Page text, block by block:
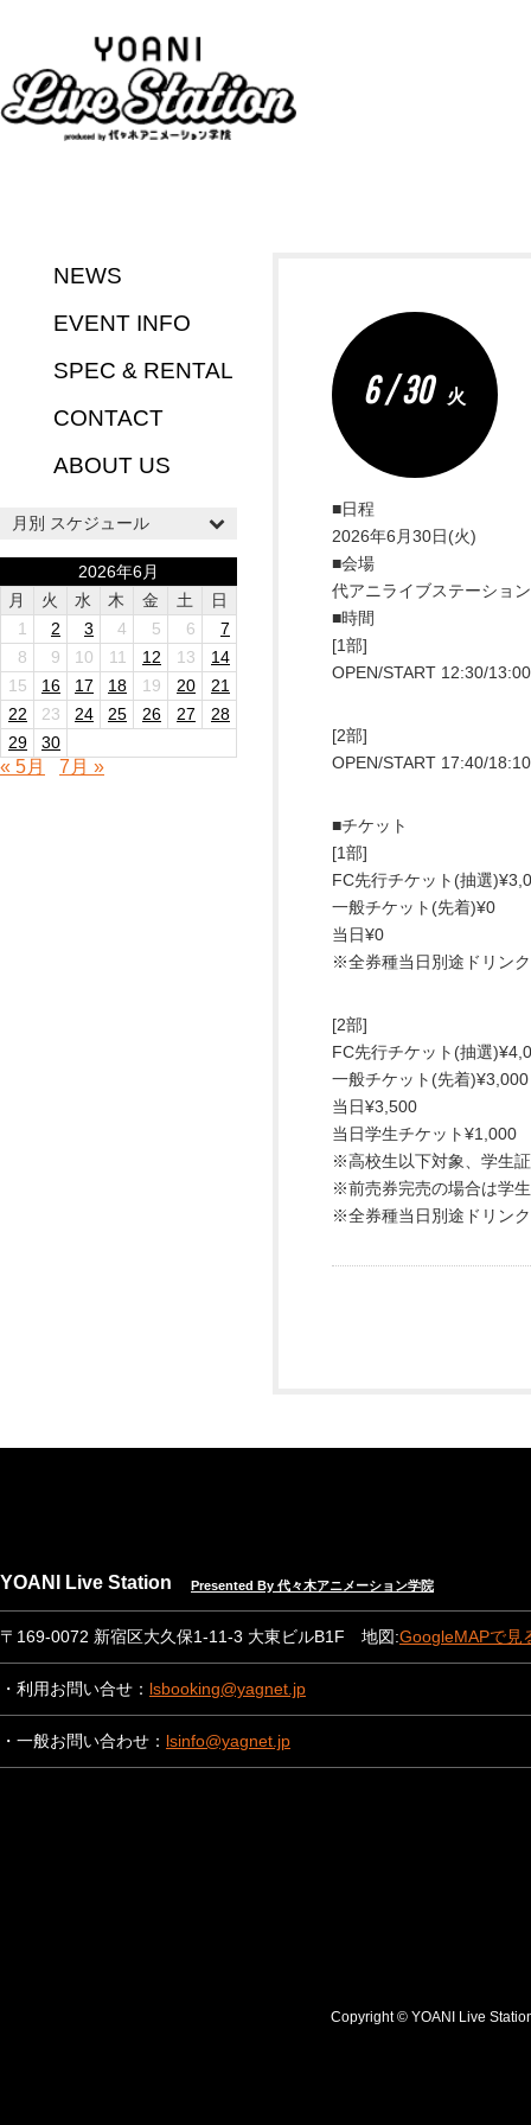
NEWS
EVENT INFO
SPEC & RENTAL
CONTACT
ABOUT US
月別 スケジュール
2026年6月
月
火 水 木 金 土
日
1
2 3 4 5 6
7
8
9 10 11 12 13
14
15
16 17 18 19 20
21
22
23 24 25 26 27
28
29
30
« 5月 7月 »
6 / 30 火
■日程
2026年6月30日(火)
■会場
代アニライブステーション
■時間
[1部]
OPEN/START 12:30/13:00
[2部]
OPEN/START 17:40/18:10
■チケット
[1部]
FC先行チケット(抽選
一般チケット(先着)¥0
当日¥0
※全券種当日別途ドリン
[2部]
FC先行チケット(抽選
一般チケット(先着)¥3,000
当日¥3,500
当日学生チケット¥1,000
※高校生以下対象、学生
※前売券完売の場合は学
※全券種当日別途ドリン
YOANI Live Station Presented By 代々木アニメーション学院
〒169-0072 新宿区大久保1-11-3 大東ビルB1F 地図:GoogleMAPで見
・利用お問い合せ： lsbooking@yagnet.jp
・一般お問い合わせ： lsinfo@yagnet.jp
Copyright © YOANI Live